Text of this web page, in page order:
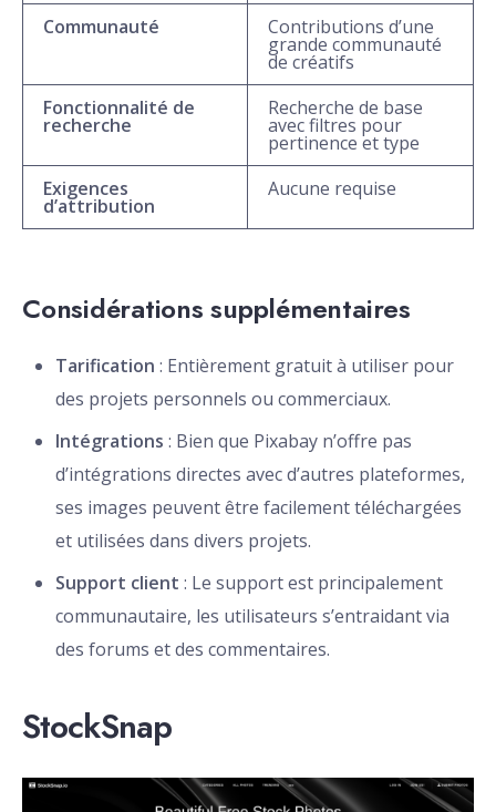
Communauté
Contributions d’une
grande communauté
de créatifs
Fonctionnalité de
recherche
Recherche de base
avec filtres pour
pertinence et type
Exigences
d’attribution
Aucune requise
Considérations supplémentaires
Tarification : Entièrement gratuit à utiliser pour
des projets personnels ou commerciaux.
Intégrations : Bien que Pixabay n’offre pas
d’intégrations directes avec d’autres plateformes,
ses images peuvent être facilement téléchargées
et utilisées dans divers projets.
Support client : Le support est principalement
communautaire, les utilisateurs s’entraidant via
des forums et des commentaires.
StockSnap